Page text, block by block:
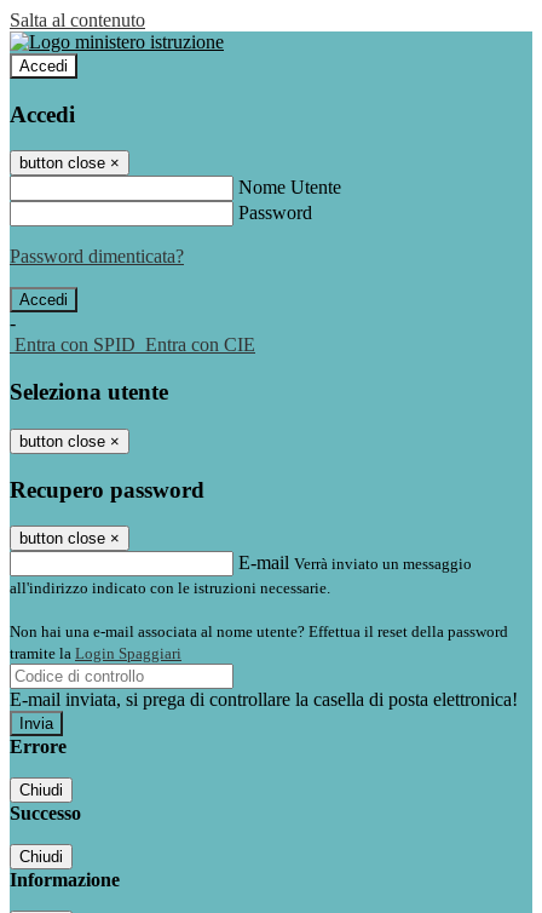
Salta al contenuto
Accedi
Accedi
button close ×
Nome Utente
Password
Password dimenticata?
-
Entra con SPID Entra con CIE
Seleziona utente
button close ×
Recupero password
button close ×
E-mail Verrà inviato un messaggio
all'indirizzo indicato con le istruzioni necessarie.
Non hai una e-mail associata al nome utente? Effettua il reset della password
tramite la Login Spaggiari
E-mail inviata, si prega di controllare la casella di posta elettronica!
Errore
Chiudi
Successo
Chiudi
Informazione